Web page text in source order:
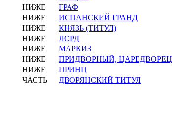
НИЖЕ
ГРАФ
НИЖЕ
ИСПАНСКИЙ ГРАНД
НИЖЕ
КНЯЗЬ (ТИТУЛ)
НИЖЕ
ЛОРД
НИЖЕ
МАРКИЗ
НИЖЕ
ПРИДВОРНЫЙ, ЦАРЕДВОРЕЦ
НИЖЕ
ПРИНЦ
ЧАСТЬ
ДВОРЯНСКИЙ ТИТУЛ